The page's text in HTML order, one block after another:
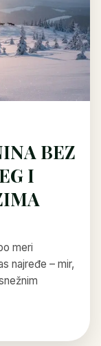
BEZ
I
meri
najređe – mir,